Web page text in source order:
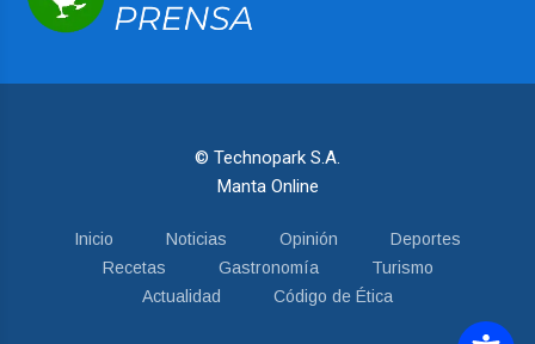
© Technopark S.A.
Manta Online
Inicio Noticias Opinión
Deportes
Recetas
Gastronomía
Turismo
Actualidad
Código de Ética